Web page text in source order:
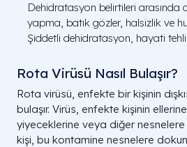
Dehidratasyon belirtileri arasında
yapma, batık gözler, halsizlik ve
Şiddetli dehidratasyon, hayati
Rota Virüsü Nasıl Bulaşır?
Rota virüsü, enfekte bir kişinin
bulaşır. Virüs, enfekte kişinin
yiyeceklerine veya diğer nesnelere
kişi, bu kontamine nesnelere